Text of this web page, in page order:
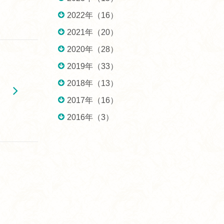
2022年（16）
2021年（20）
2020年（28）
2019年（33）
2018年（13）
2017年（16）
2016年（3）